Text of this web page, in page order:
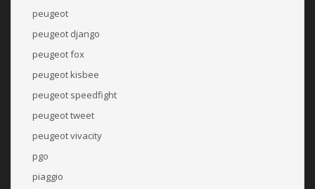
peugeot
peugeot django
peugeot fox
peugeot kisbee
peugeot speedfight
peugeot tweet
peugeot vivacity
pgo
piaggio